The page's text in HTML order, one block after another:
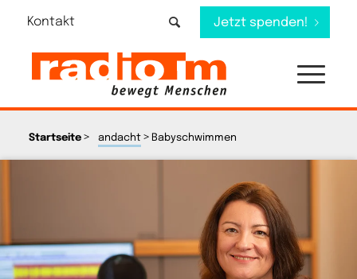
Kontakt Jetzt spenden!
Startseite> andacht> Babyschwimmen